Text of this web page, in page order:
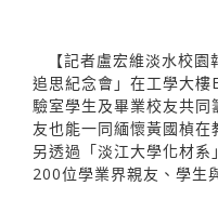
【記者盧宏維淡水校
追思紀念會」在工學大
驗室學生及畢業校友共
友也能一同緬懷黃國楨
另透過「淡江大學化材
200位學業界親友、學生